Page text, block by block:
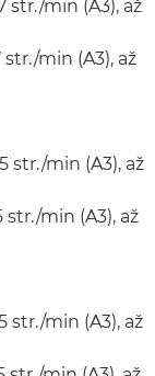
str./min (A3), až
min (A3), až
str./min (A3), až
str./min (A3), až
str./min (A3), až